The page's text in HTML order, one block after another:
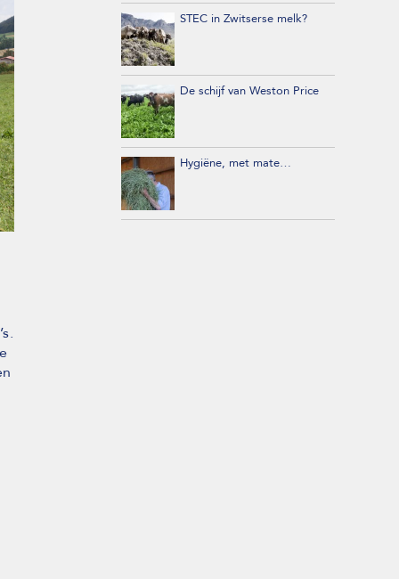
STEC in Zwitserse melk?
De schijf van Weston Price
Hygiëne, met mate…